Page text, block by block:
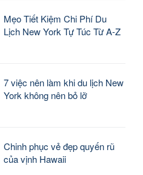
Mẹo Tiết Kiệm Chi Phí Du
Lịch New York Tự Túc Từ A-Z
7 việc nên làm khi du lịch New
York không nên bỏ lỡ
Chinh phục vẻ đẹp quyến rũ
của vịnh Hawaii